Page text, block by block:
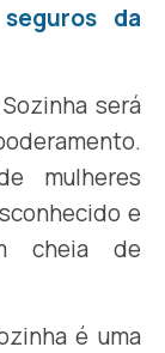
da
será
mulheres
e
cheia de
é uma